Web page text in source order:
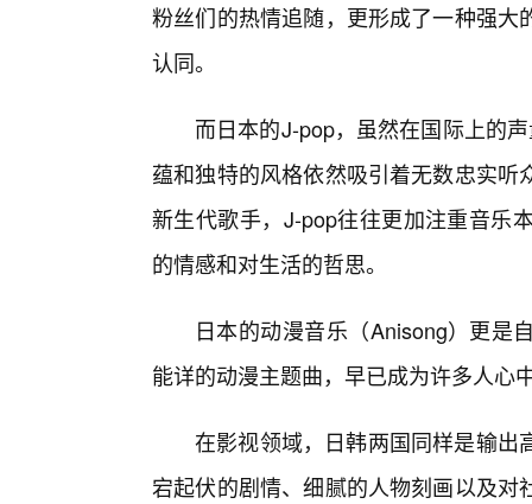
粉丝们的热情追随，更形成了一种强
认同。
而日本的J-pop，虽然在国际上的
蕴和独特的风格依然吸引着无数忠实
新生代歌手，J-pop往往更加注重音乐
的情感和对生活的哲思。
日本的动漫音乐（Anisong）更是
能详的动漫主题曲，早已成为许多人心
在影视领域，日韩两国同样是输出
宕起伏的剧情、细腻的人物刻画以及